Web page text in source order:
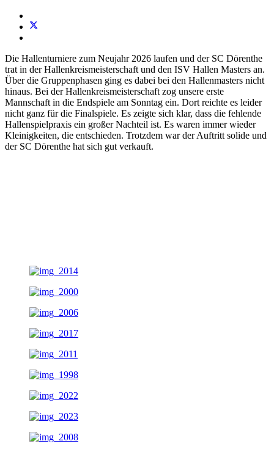
Die Hallenturniere zum Neujahr 2026 laufen und der SC Dörenthe
trat in der Hallenkreismeisterschaft und den ISV Hallen Masters an.
Über die Gruppenphasen ging es dabei bei den Hallenmasters nicht
hinaus. Bei der Hallenkreismeisterschaft zog unsere erste
Mannschaft in die Endspiele am Sonntag ein. Dort reichte es leider
nicht ganz für die Finalspiele. Es zeigte sich klar, dass die fehlende
Hallenspielpraxis ein großer Nachteil ist. Es waren immer wieder
Kleinigkeiten, die entschieden. Trotzdem war der Auftritt solide und
der SC Dörenthe hat sich gut verkauft.